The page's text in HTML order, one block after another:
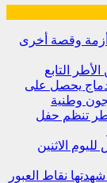
أزمة وقصة أخرى
التابع
يحصل على
وطنية
تنظم حفل
الاثنين
نقاط العبور